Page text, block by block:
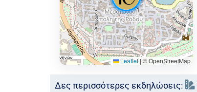
Leaflet| © OpenStreetMap
Δες περισσότερες εκδηλώσεις: